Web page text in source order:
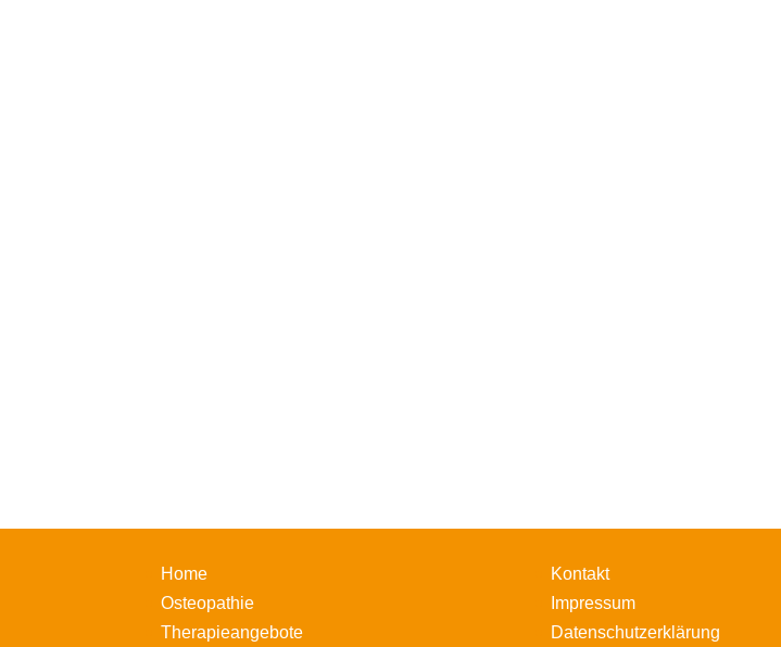
Home
Osteopathie
Therapieangebote
Kontakt
Impressum
Datenschutzerklärung